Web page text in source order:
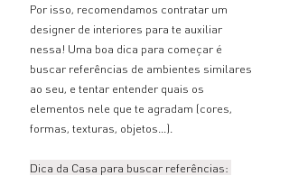
Por isso, recomendamos contratar um
designer de interiores para te auxiliar
nessa! Uma boa dica para começar é
buscar referências de ambientes similares
ao seu, e tentar entender quais os
elementos nele que te agradam (cores,
formas, texturas, objetos…).
Dica da Casa para buscar referências: